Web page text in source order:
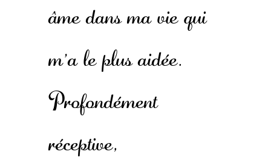
âme dans ma vie qui
m'a le plus aidée.
Profondément
réceptive,